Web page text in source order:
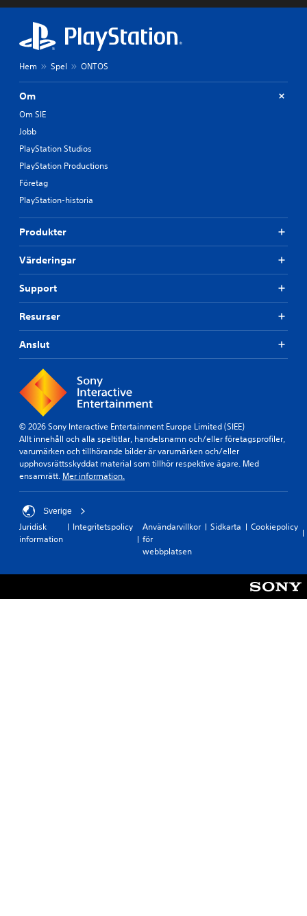
Hem Spel ONTOS
Om
Om SIE
Jobb
PlayStation Studios
PlayStation Productions
Företag
PlayStation-historia
Produkter
Värderingar
Support
Resurser
Anslut
© 2026 Sony Interactive Entertainment Europe Limited (SIEE)
Allt innehåll och alla speltitlar, handelsnamn och/eller företagsprofiler,
varumärken och tillhörande bilder är varumärken och/eller
upphovsrättsskyddat material som tillhör respektive ägare. Med
ensamrätt. Mer information.
Sverige
Juridisk
information
Integritetspolicy
Användarvillkor
för
webbplatsen
Sidkarta Cookiepolicy